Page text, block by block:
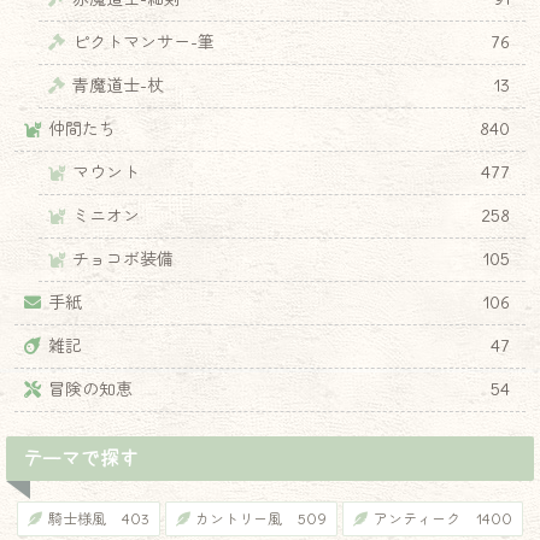
ピクトマンサー-筆
76
青魔道士-杖
13
仲間たち
840
マウント
477
ミニオン
258
チョコボ装備
105
手紙
106
雑記
47
冒険の知恵
54
テーマで探す
騎士様風 403 カントリー風 509 アンティーク 1400